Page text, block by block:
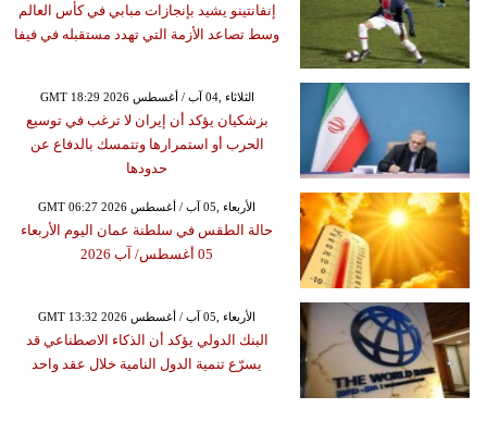
إنفانتينو يشيد بإنجازات مبابي في كأس العالم
وسط تصاعد الأزمة التي تهدد مستقبله في فيفا
GMT 18:29 2026 الثلاثاء ,04 آب / أغسطس
بزشكيان يؤكد أن إيران لا ترغب في توسيع
الحرب أو استمرارها وتتمسك بالدفاع عن
حدودها
GMT 06:27 2026 الأربعاء ,05 آب / أغسطس
حالة الطقس في سلطنة عمان اليوم الأربعاء
05 أغسطس/ آب 2026
GMT 13:32 2026 الأربعاء ,05 آب / أغسطس
البنك الدولي يؤكد أن الذكاء الاصطناعي قد
يسرّع تنمية الدول النامية خلال عقد واحد